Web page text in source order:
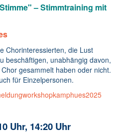
– Stimmtraining mit
Chorinteressierten, die Lust
beschäftigen, unabhängig davon,
gesammelt haben oder nicht.
für Einzelpersonen.
Uhr, 14:20 Uhr